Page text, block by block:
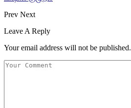
Prev Next
Leave A Reply
Your email address will not be published.